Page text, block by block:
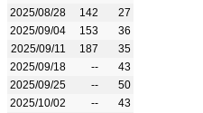
2025/08/28
142
27
2025/09/04
153
36
2025/09/11
187
35
2025/09/18
--
43
2025/09/25
--
50
2025/10/02
--
43